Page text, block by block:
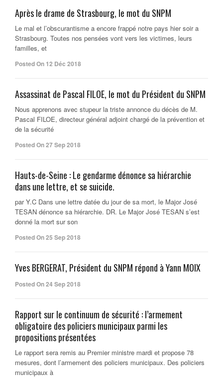
Après le drame de Strasbourg, le mot du SNPM
Le mal et l’obscurantisme a encore frappé notre pays hier soir a
Strasbourg. Toutes nos pensées vont vers les victimes, leurs
familles, et
Posted On 12 Déc 2018
Assassinat de Pascal FILOE, le mot du Président du SNPM
Nous apprenons avec stupeur la triste annonce du décès de M.
Pascal FILOE, directeur général adjoint chargé de la prévention et
de la sécurité
Posted On 27 Sep 2018
Hauts-de-Seine : Le gendarme dénonce sa hiérarchie
dans une lettre, et se suicide.
par Y.C Dans une lettre datée du jour de sa mort, le Major José
TESAN dénonce sa hiérarchie. DR. Le Major José TESAN s’est
donné la mort sur son
Posted On 25 Sep 2018
Yves BERGERAT, Président du SNPM répond à Yann MOIX
Posted On 24 Sep 2018
Rapport sur le continuum de sécurité : l’armement
obligatoire des policiers municipaux parmi les
propositions présentées
Le rapport sera remis au Premier ministre mardi et propose 78
mesures, dont l’armement des policiers municipaux. Des policiers
municipaux à